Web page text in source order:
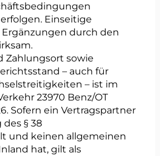
Einseitige
durch den
Zahlungsort sowie
– auch für
– ist im
23970 Benz/OT
Sofern ein Vertragspartner
§ 38
und keinen allgemeinen
hat, gilt als